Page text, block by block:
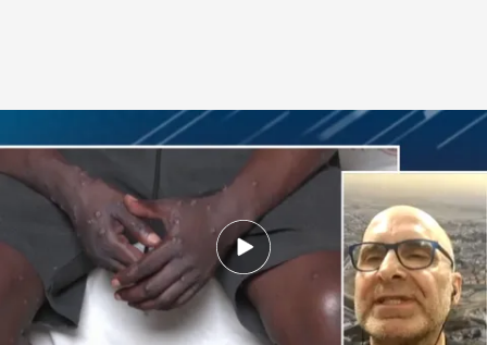
José Antonio López Guerrero, en 'Todo es mentira'
Todo es mentira
19 AGO 2024 - 19:21h.
El virólogo ha asegurado que el contagio sigue
siendo el mismo a pesar de que existe una
nueva variante